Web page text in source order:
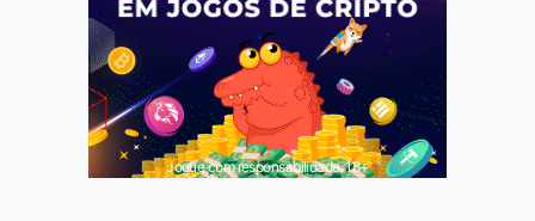
Jogue com responsabilidade. 18+